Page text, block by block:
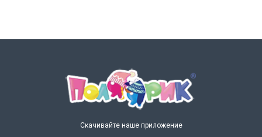
Скачивайте наше приложение